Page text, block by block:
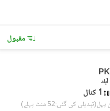
مقبول
1 کنال
(تبدیلی کی گئی:52 منٹ پہلے)